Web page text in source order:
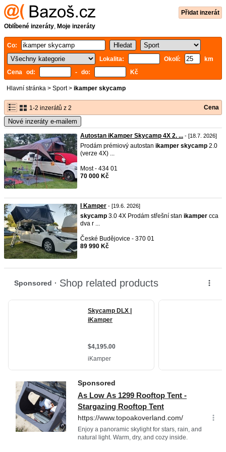
Přidat inzerát
Oblíbené inzeráty, Moje inzeráty
Co:
Lokalita:
Okolí:
km
Cena od:
- do: Kč
Hlavní stránka > Sport> ikamper skycamp
1-2 inzerátů z 2 Cena
Nové inzeráty e-mailem
Autostan iKamper Skycamp 4X 2. ... - [18.7. 2026]
Prodám prémiový autostan ikamper skycamp 2.0
(verze 4X) ...
Most - 434 01
70 000 Kč
I Kamper - [19.6. 2026]
skycamp 3.0 4X Prodám střešní stan ikamper cca
dva r ...
České Budějovice - 370 01
89 990 Kč